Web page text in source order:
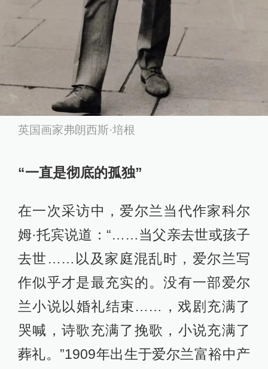
英国画家弗朗西斯·培根
“一直是彻底的孤独”
在一次采访中，爱尔兰当代作家科尔
姆·托宾说道：“……当父亲去世或孩子
去世……以及家庭混乱时，爱尔兰写
作似乎才是最充实的。没有一部爱尔
兰小说以婚礼结束……，戏剧充满了
哭喊，诗歌充满了挽歌，小说充满了
葬礼。”1909年出生于爱尔兰富裕中产